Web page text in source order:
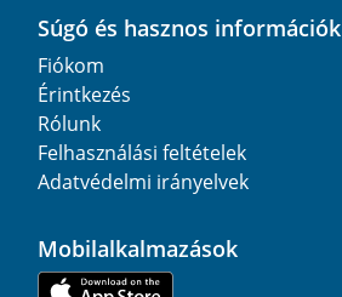
Súgó és hasznos információk
Fiókom
Érintkezés
Rólunk
Felhasználási feltételek
Adatvédelmi irányelvek
Mobilalkalmazások